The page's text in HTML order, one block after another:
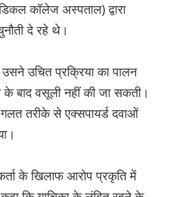
कॉलेज अस्पताल) द्वारा
दे रहे थे।
उसने उचित प्रक्रिया का पालन
के बाद वसूली नहीं की जा सकती।
तरीके से एक्सपायर्ड दवाओं
के खिलाफ आरोप प्रकृति में